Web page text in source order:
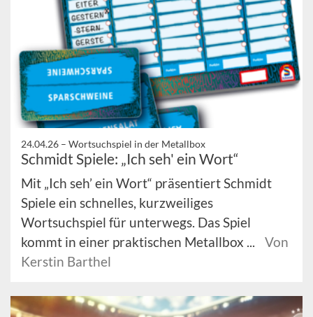
24.04.26 – Wortsuchspiel in der Metallbox
Schmidt Spiele: „Ich seh' ein Wort“
Mit „Ich seh’ ein Wort“ präsentiert Schmidt
Spiele ein schnelles, kurzweiliges
Wortsuchspiel für unterwegs. Das Spiel
kommt in einer praktischen Metallbox ...
Von
Kerstin Barthel